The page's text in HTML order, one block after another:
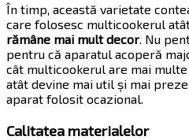
În timp, această varietate
care folosesc multicookerul
rămâne mai mult decor. Nu
pentru că aparatul acoperă
cât multicookerul are mai
atât devine mai util și mai
aparat folosit ocazional.
Calitatea materialelor